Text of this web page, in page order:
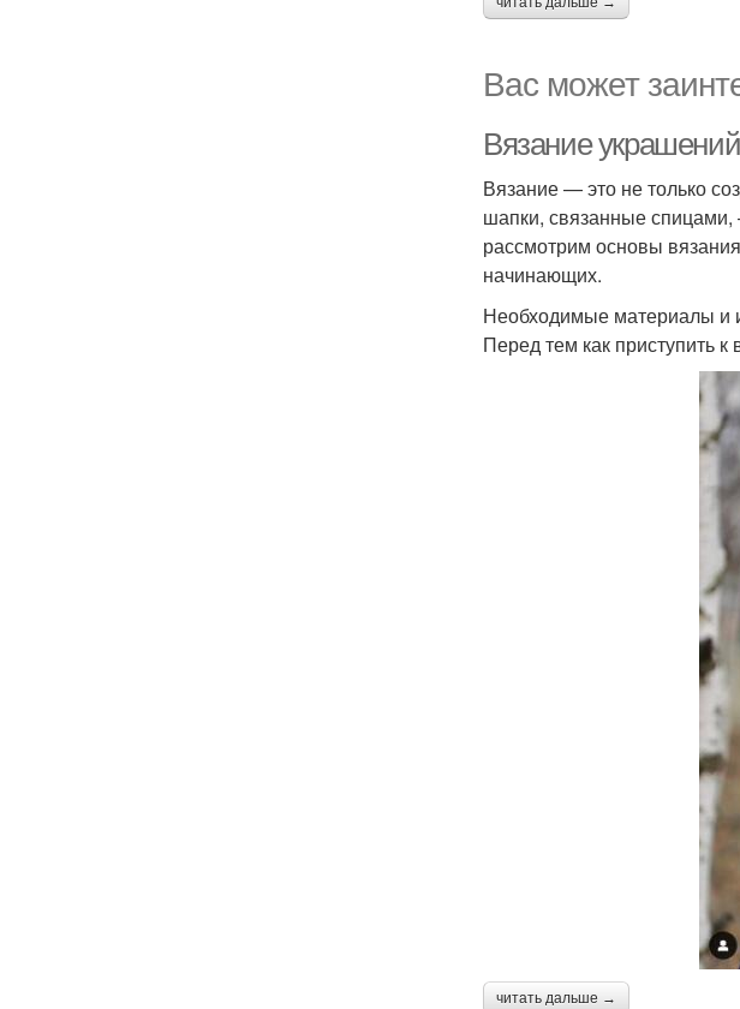
Вас может
Вязание
Вязание — это не только
шапки, связанные спицами,
рассмотрим основы
начинающих.
Необходимые материалы и
Перед тем как приступить
читать дальше →